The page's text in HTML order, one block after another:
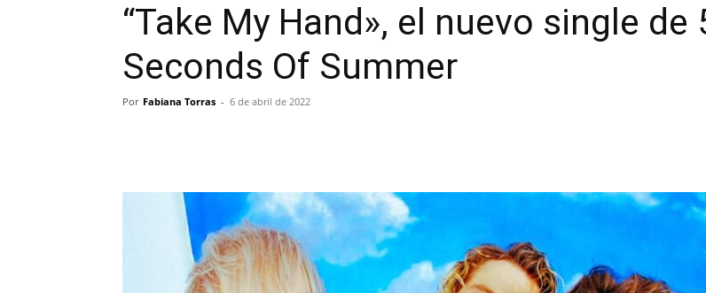
“Take My Hand», el nuevo single de
Seconds Of Summer
Por Fabiana Torras - 6 de abril de 2022